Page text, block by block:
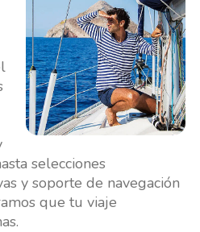
selecciones
y soporte de navegación
que tu viaje